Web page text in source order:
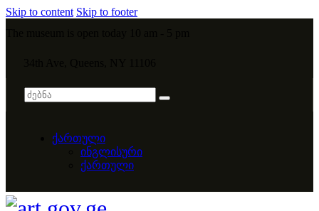
Skip to content Skip to footer
ქართული
ინგლისური
ქართული